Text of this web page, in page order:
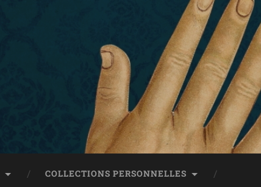
COLLECTIONS PERSONNELLES